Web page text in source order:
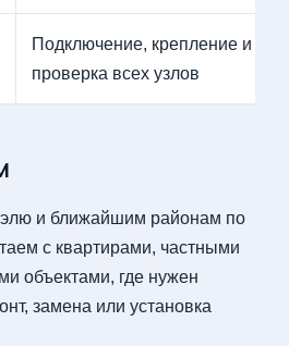
Подключение, крепление и
проверка всех узлов
и ближайшим районам по
с квартирами, частными
объектами, где нужен
замена или установка